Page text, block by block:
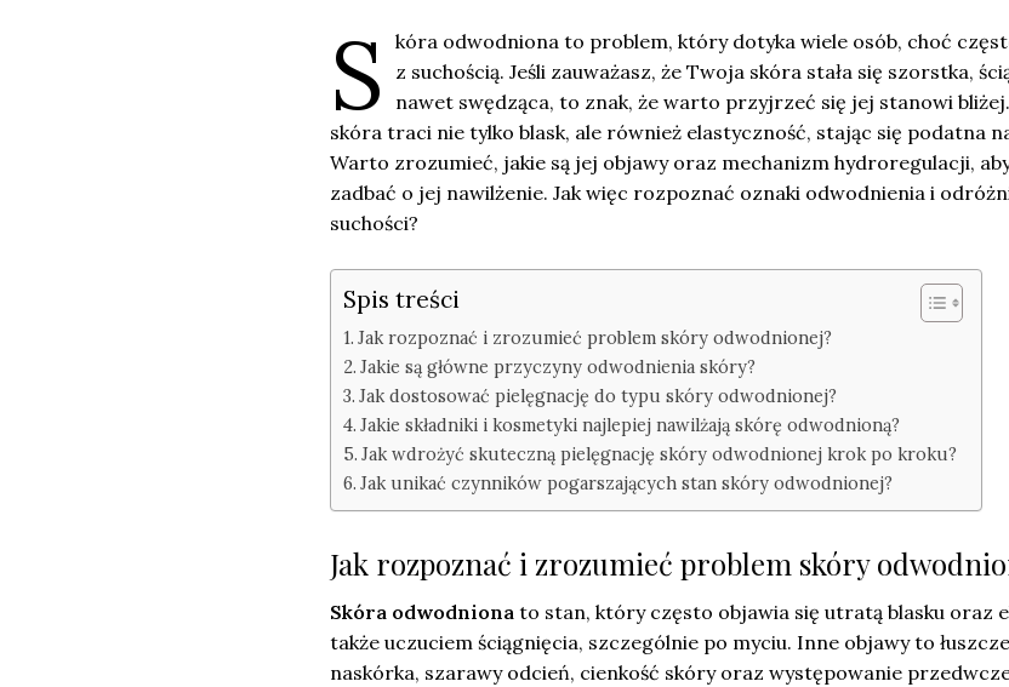
S
kóra odwodniona to problem, który dotyka wiele osób, choć
z suchością. Jeśli zauważasz, że Twoja skóra stała się szorstka,
nawet swędząca, to znak, że warto przyjrzeć się jej stanowi
skóra traci nie tylko blask, ale również elastyczność, stając się podatna
Warto zrozumieć, jakie są jej objawy oraz mechanizm hydroregulacji,
zadbać o jej nawilżenie. Jak więc rozpoznać oznaki odwodnienia i
suchości?
Spis treści
Jak rozpoznać i zrozumieć problem skóry odwodnionej?
Jakie są główne przyczyny odwodnienia skóry?
Jak dostosować pielęgnację do typu skóry odwodnionej?
Jakie składniki i kosmetyki najlepiej nawilżają skórę odwodnioną?
Jak wdrożyć skuteczną pielęgnację skóry odwodnionej krok po kroku?
Jak unikać czynników pogarszających stan skóry odwodnionej?
Jak rozpoznać i zrozumieć problem skóry
Skóra odwodniona to stan, który często objawia się utratą blasku oraz
także uczuciem ściągnięcia, szczególnie po myciu. Inne objawy to
naskórka, szarawy odcień, cienkość skóry oraz występowanie